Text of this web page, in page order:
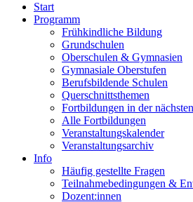
Start
Programm
Frühkindliche Bildung
Grundschulen
Oberschulen & Gymnasien
Gymnasiale Oberstufen
Berufsbildende Schulen
Querschnittsthemen
Fortbildungen in der
Alle Fortbildungen
Veranstaltungskalender
Veranstaltungsarchiv
Info
Häufig gestellte Fragen
Teilnahmebedingungen &
Dozent:innen